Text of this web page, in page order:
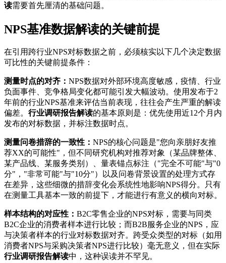
读需要首先厘清的基础问题。
NPS基准数据解读的关键前提
在引用跨行业NPS对标数据之前，必须核实以下几个决定数据
可比性的关键前提条件：
测量时点的对齐： NPS数据对外部环境高度敏感，疫情、行业
负面事件、竞争格局变化都可能引发大幅波动。使用发布于2
年前的行业NPS基准来评估当前表现，往往会产生严重的解读
偏差。 行业调研报告解读的基本原则是：优先使用近12个月内
发布的对标数据，并标注数据时点。
测量问卷措辞的一致性： NPS的核心问题是"您向亲朋好友推
荐XX的可能性"，但不同研究机构对推荐对象（某品牌整体、
某产品线、某服务类别）、量表锚点标注（"完全不可能"与"0
分"，"非常可能"与"10分"）以及问卷背景设置的处理方式存
在差异，这些细微的措辞变化会系统性地影响NPS得分。只有
在测量工具基本一致的前提下，才能进行有意义的横向对标。
样本结构的对应性： B2C零售企业的NPS对标，需要与同类
B2C企业的消费者样本进行比较；而B2B服务企业的NPS，应
与决策者样本的行业对标数据对齐。跨受众类型的对标（如用
消费者NPS与采购决策者NPS进行比较）毫无意义，但在实际
行业调研报告解读中，这种误读并不罕见。